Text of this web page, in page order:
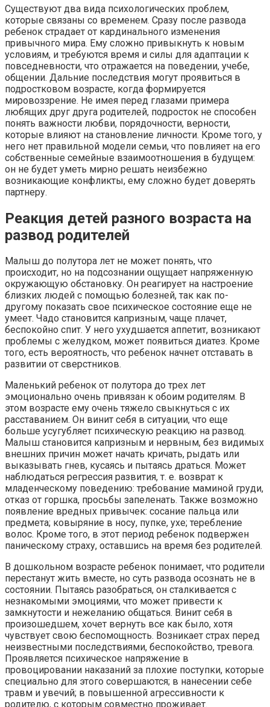
Существуют два вида психологических проблем,
которые связаны со временем. Сразу после развода
ребенок страдает от кардинального изменения
привычного мира. Ему сложно привыкнуть к новым
условиям, и требуются время и силы для адаптации к
повседневности, что отражается на поведении, учебе,
общении. Дальние последствия могут проявиться в
подростковом возрасте, когда формируется
мировоззрение. Не имея перед глазами примера
любящих друг друга родителей, подросток не способен
понять важности любви, порядочности, верности,
которые влияют на становление личности. Кроме того, у
него нет правильной модели семьи, что повлияет на его
собственные семейные взаимоотношения в будущем:
он не будет уметь мирно решать неизбежно
возникающие конфликты, ему сложно будет доверять
партнеру.
Реакция детей разного возраста на
развод родителей
Малыш до полутора лет не может понять, что
происходит, но на подсознании ощущает напряженную
окружающую обстановку. Он реагирует на настроение
близких людей с помощью болезней, так как по-
другому показать свое психическое состояние еще не
умеет. Чадо становится капризным, чаще плачет,
беспокойно спит. У него ухудшается аппетит, возникают
проблемы с желудком, может появиться диатез. Кроме
того, есть вероятность, что ребенок начнет отставать в
развитии от сверстников.
Маленький ребенок от полутора до трех лет
эмоционально очень привязан к обоим родителям. В
этом возрасте ему очень тяжело свыкнуться с их
расставанием. Он винит себя в ситуации, что еще
больше усугубляет психическую реакцию на развод.
Малыш становится капризным и нервным, без видимых
внешних причин может начать кричать, рыдать или
выказывать гнев, кусаясь и пытаясь драться. Может
наблюдаться регрессия развития, т. е. возврат к
младенческому поведению: требование маминой груди,
отказ от горшка, просьбы запеленать. Также возможно
появление вредных привычек: сосание пальца или
предмета; ковыряние в носу, пупке, ухе; теребление
волос. Кроме того, в этот период ребенок подвержен
паническому страху, оставшись на время без родителей.
В дошкольном возрасте ребенок понимает, что родители
перестанут жить вместе, но суть развода осознать не в
состоянии. Пытаясь разобраться, он сталкивается с
незнакомыми эмоциями, что может привести к
замкнутости и нежеланию общаться. Винит себя в
произошедшем, хочет вернуть все как было, хотя
чувствует свою беспомощность. Возникает страх перед
неизвестными последствиями, беспокойство, тревога.
Проявляется психическое напряжение в
провоцировании наказаний за плохие поступки, которые
специально для этого совершаются; в нанесении себе
травм и увечий; в повышенной агрессивности к
родителю, с которым совместно проживает.